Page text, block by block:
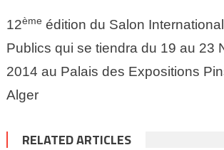
12èmeédition du Salon
Publics qui se tiendra du 19 au 23
2014 au Palais des Expositions
Alger
RELATED ARTICLES